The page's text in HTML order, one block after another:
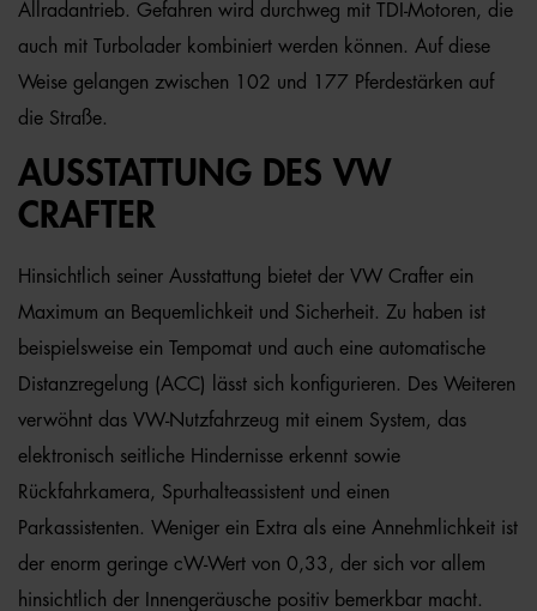
Allradantrieb. Gefahren wird durchweg mit TDI-Motoren, die
auch mit Turbolader kombiniert werden können. Auf diese
Weise gelangen zwischen 102 und 177 Pferdestärken auf
die Straße.
AUSSTATTUNG DES VW
CRAFTER
Hinsichtlich seiner Ausstattung bietet der VW Crafter ein
Maximum an Bequemlichkeit und Sicherheit. Zu haben ist
beispielsweise ein Tempomat und auch eine automatische
Distanzregelung (ACC) lässt sich konfigurieren. Des Weiteren
verwöhnt das VW-Nutzfahrzeug mit einem System, das
elektronisch seitliche Hindernisse erkennt sowie
Rückfahrkamera, Spurhalteassistent und einen
Parkassistenten. Weniger ein Extra als eine Annehmlichkeit ist
der enorm geringe cW-Wert von 0,33, der sich vor allem
hinsichtlich der Innengeräusche positiv bemerkbar macht.